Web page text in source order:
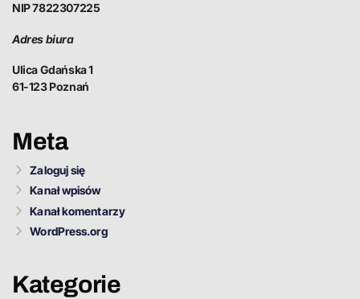
NIP 7822307225
Adres biura
Ulica Gdańska 1
61-123 Poznań
Meta
Zaloguj się
Kanał wpisów
Kanał komentarzy
WordPress.org
Kategorie